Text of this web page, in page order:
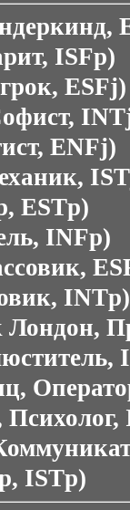
ISFp)
ESFj)
ENFj)
ESTp)
INFp)
INTp)
Лондон,
ISTp)